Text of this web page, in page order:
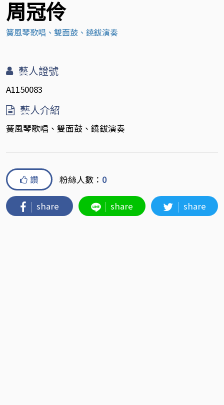
周冠伶
簧風琴歌唱、雙面鼓、鐃鈸演奏
藝人證號
A1150083
藝人介紹
簧風琴歌唱、雙面鼓、鐃鈸演奏
讚 粉絲人數： 0
share share share